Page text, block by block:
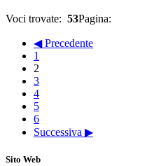
Voci trovate: 53Pagina:
◀ Precedente
1
2
3
4
5
6
Successiva ▶
Sito Web